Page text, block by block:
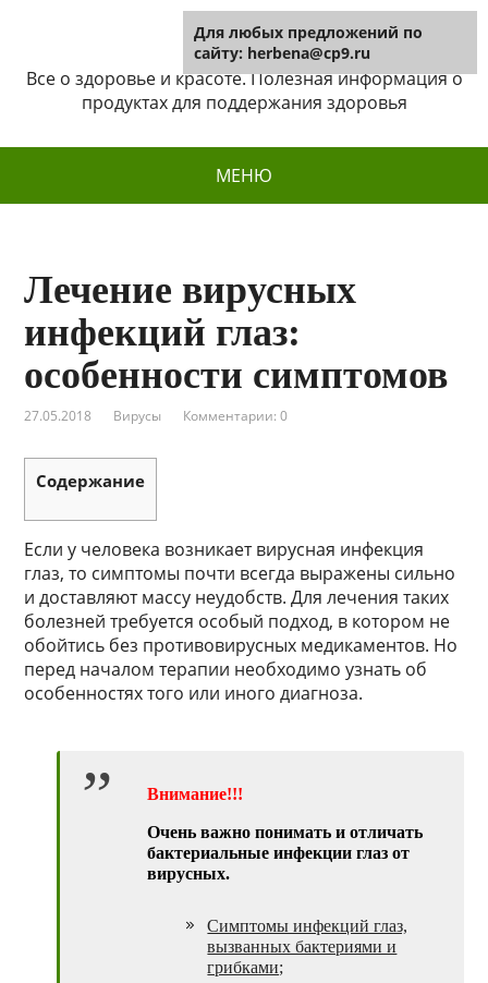
Herbena
Все о здоровье и красоте. Полезная информация о
продуктах для поддержания здоровья
МЕНЮ
Лечение вирусных
инфекций глаз:
особенности симптомов
27.05.2018 Вирусы Комментарии: 0
Содержание
Если у человека возникает вирусная инфекция
глаз, то симптомы почти всегда выражены сильно
и доставляют массу неудобств. Для лечения таких
болезней требуется особый подход, в котором не
обойтись без противовирусных медикаментов. Но
перед началом терапии необходимо узнать об
особенностях того или иного диагноза.
Внимание!!!
Очень важно понимать и отличать
бактериальные инфекции глаз от
вирусных.
Симптомы инфекций глаз,
вызванных бактериями и
грибками;
Для любых предложений по
сайту: herbena@cp9.ru